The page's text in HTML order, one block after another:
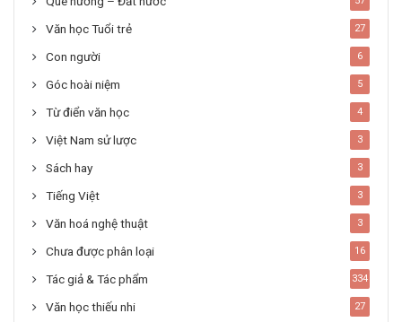
Văn học Tuổi trẻ 27
Con người 6
Góc hoài niệm 5
Từ điển văn học 4
Việt Nam sử lược 3
Sách hay 3
Tiếng Việt 3
Văn hoá nghệ thuật 3
Chưa được phân loại 16
Tác giả & Tác phẩm 334
Văn học thiếu nhi 27